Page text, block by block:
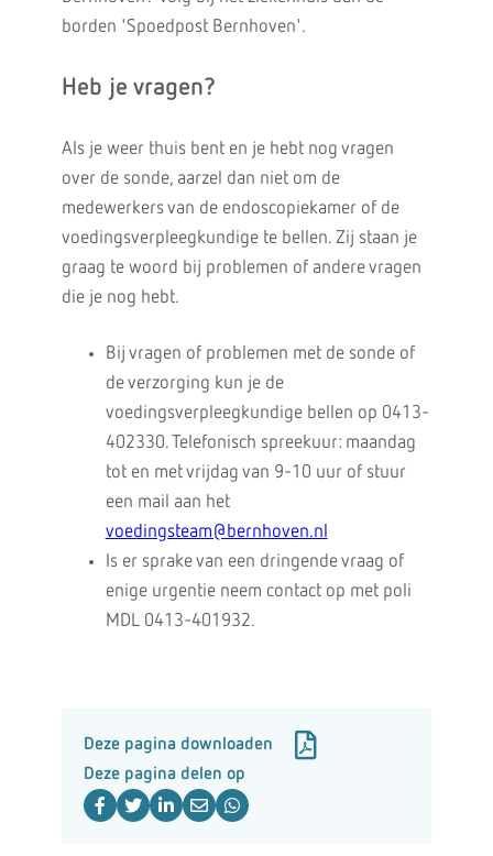
borden 'Spoedpost Bernhoven'.
Heb je vragen?
Als je weer thuis bent en je hebt nog vragen
over de sonde, aarzel dan niet om de
medewerkers van de endoscopiekamer of de
voedingsverpleegkundige te bellen. Zij staan je
graag te woord bij problemen of andere vragen
die je nog hebt.
Bij vragen of problemen met de sonde of
de verzorging kun je de
voedingsverpleegkundige bellen op 0413-
402330. Telefonisch spreekuur: maandag
tot en met vrijdag van 9-10 uur of stuur
een mail aan het
voedingsteam@bernhoven.nl
Is er sprake van een dringende vraag of
enige urgentie neem contact op met poli
MDL 0413-401932.
Deze pagina downloaden
Deze pagina delen op